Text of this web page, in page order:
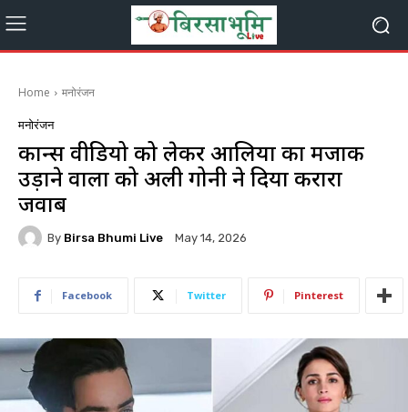
Home मनोरंजन
मनोरंजन
कान्स वीडियो को लेकर आलिया का मजाक
उड़ाने वालों को अली गोनी ने दिया करारा
जवाब
By Birsa Bhumi Live May 14, 2026
Facebook Twitter Pinterest